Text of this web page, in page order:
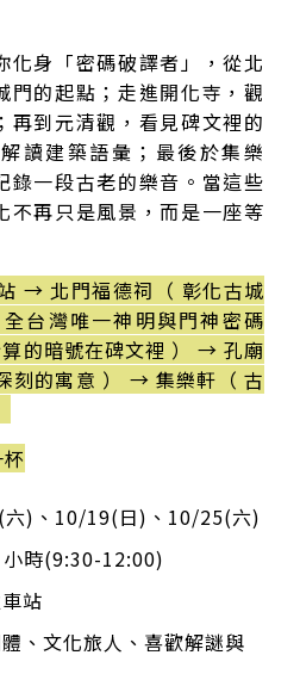
化身「密碼破譯者」，從北
門的起點；走進開化寺，觀
再到元清觀，看見碑文裡的
讀建築語彙；最後於集樂
錄一段古老的樂音。當這些
不再只是風景，而是一座等
→ 北門福德祠（ 彰化古城
台灣唯一神明與門神密碼
的暗號在碑文裡 ） → 孔廟
刻的寓意 ） → 集樂軒（ 古
)、10/19(日)、10/25(六)
時(9:30-12:00)
站
、文化旅人、喜歡解謎與